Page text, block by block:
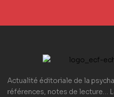
Actualité éditoriale de la
références, notes de lecture…